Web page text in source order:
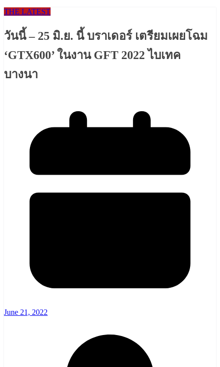
THE LATEST
วันนี้ – 25 มิ.ย. นี้ บราเดอร์ เตรียมเผยโฉม
‘GTX600’ ในงาน GFT 2022 ไบเทค
บางนา
June 21, 2022